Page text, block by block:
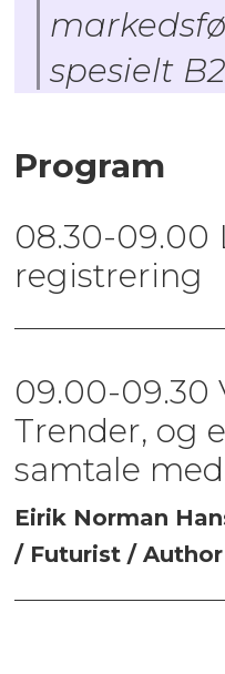
spesielt
Program
08.30-09.00
registrering
09.00-09.30
Trender, og
samtale
Eirik Norman
/ Futurist /